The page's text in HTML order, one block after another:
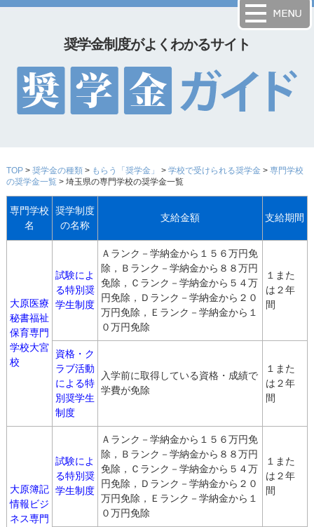
奨学金制度がよくわかるサイト
TOP> 奨学金の種類> もらう「奨学金」 > 学校で受けられる奨学金 > 専門学校
の奨学金一覧> 埼玉県の専門学校の奨学金一覧
専門学校
名
奨学制度
の名称
支給金額 支給期間
大原医療
秘書福祉
保育専門
学校大宮
校
試験によ
る特別奨
学生制度
Ａランク－学納金から１５６万円免
除，Ｂランク－学納金から８８万円
免除，Ｃランク－学納金から５４万
円免除，Ｄランク－学納金から２０
万円免除，Ｅランク－学納金から１
０万円免除
１また
は２年
間
資格・ク
ラブ活動
による特
別奨学生
制度
入学前に取得している資格・成績で
学費が免除
１また
は２年
間
大原簿記
情報ビジ
ネス専門
試験によ
る特別奨
学生制度
Ａランク－学納金から１５６万円免
除，Ｂランク－学納金から８８万円
免除，Ｃランク－学納金から５４万
円免除，Ｄランク－学納金から２０
万円免除，Ｅランク－学納金から１
０万円免除
１また
は２年
間